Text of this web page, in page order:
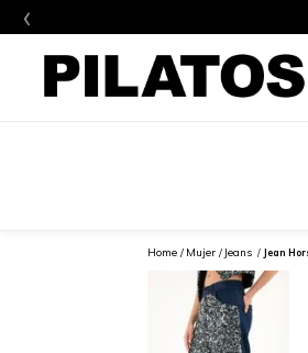
‹
Mujer Jeans Jean